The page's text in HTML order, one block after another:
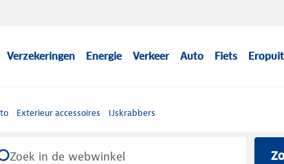
Verzekeringen Energie Verkeer Auto Fiets Eropuit
Exterieur accessoires IJskrabbers